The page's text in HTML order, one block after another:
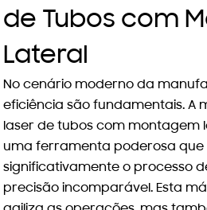
de Tubos com
Lateral
No cenário moderno da
eficiência são fundamentais. A
laser de tubos com montagem
uma ferramenta poderosa
significativamente o processo
precisão incomparável. Esta